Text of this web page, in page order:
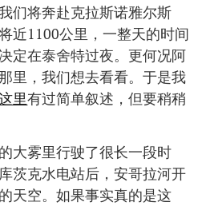
们将奔赴克拉斯诺雅尔斯
近1100公里，一整天的时间
定在泰舍特过夜。更何况阿
里，我们想去看看。于是我
里有过简单叙述，但要稍稍
大雾里行驶了很长一段时
茨克水电站后，安哥拉河开
天空。如果事实真的是这